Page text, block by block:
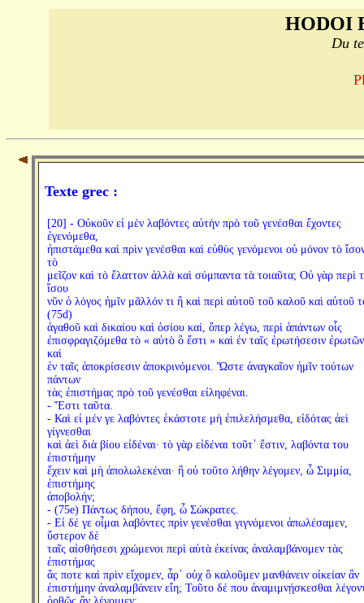
HODOI
Du
Texte grec :
[20] - Οὐκοῦν εἰ μὲν λαβόντες αὐτὴν πρὸ τοῦ γενέσθαι ἔχοντες
ἐγενόμεθα,
ἠπιστάμεθα καὶ πρὶν γενέσθαι καὶ εὐθὺς γενόμενοι οὐ μόνον τὸ
τὸ
μεῖζον καὶ τὸ ἔλαττον ἀλλὰ καὶ σύμπαντα τὰ τοιαῦτα; Οὐ γὰρ περὶ
ἴσου
νῦν ὁ λόγος ἡμῖν μᾶλλόν τι ἢ καὶ περὶ αὐτοῦ τοῦ καλοῦ καὶ αὐτοῦ
(75d)
ἀγαθοῦ καὶ δικαίου καὶ ὁσίου καί, ὅπερ λέγω, περὶ ἁπάντων οἷς
ἐπισφραγιζόμεθα τὸ « αὐτὸ ὃ ἔστι » καὶ ἐν ταῖς ἐρωτήσεσιν
καὶ
ἐν ταῖς ἀποκρίσεσιν ἀποκρινόμενοι. Ὥστε ἀναγκαῖον ἡμῖν τούτων
πάντων
τὰς ἐπιστήμας πρὸ τοῦ γενέσθαι εἰληφέναι.
- Ἔστι ταῦτα.
- Καὶ εἰ μέν γε λαβόντες ἑκάστοτε μὴ ἐπιλελήσμεθα, εἰδότας ἀεὶ
γίγνεσθαι
καὶ ἀεὶ διὰ βίου εἰδέναι· τὸ γὰρ εἰδέναι τοῦτ᾽ ἔστιν, λαβόντα του
ἐπιστήμην
ἔχειν καὶ μὴ ἀπολωλεκέναι· ἢ οὐ τοῦτο λήθην λέγομεν, ὦ Σιμμία,
ἐπιστήμης
ἀποβολήν;
- (75e) Πάντως δήπου, ἔφη, ὦ Σώκρατες.
- Εἰ δέ γε οἶμαι λαβόντες πρὶν γενέσθαι γιγνόμενοι ἀπωλέσαμεν,
ὕστερον δὲ
ταῖς αἰσθήσεσι χρώμενοι περὶ αὐτὰ ἐκείνας ἀναλαμβάνομεν τὰς
ἐπιστήμας
ἅς ποτε καὶ πρὶν εἴχομεν, ἆρ᾽ οὐχ ὃ καλοῦμεν μανθάνειν οἰκείαν ἂν
ἐπιστήμην ἀναλαμβάνειν εἴη; Τοῦτο δέ που ἀναμιμνῄσκεσθαι